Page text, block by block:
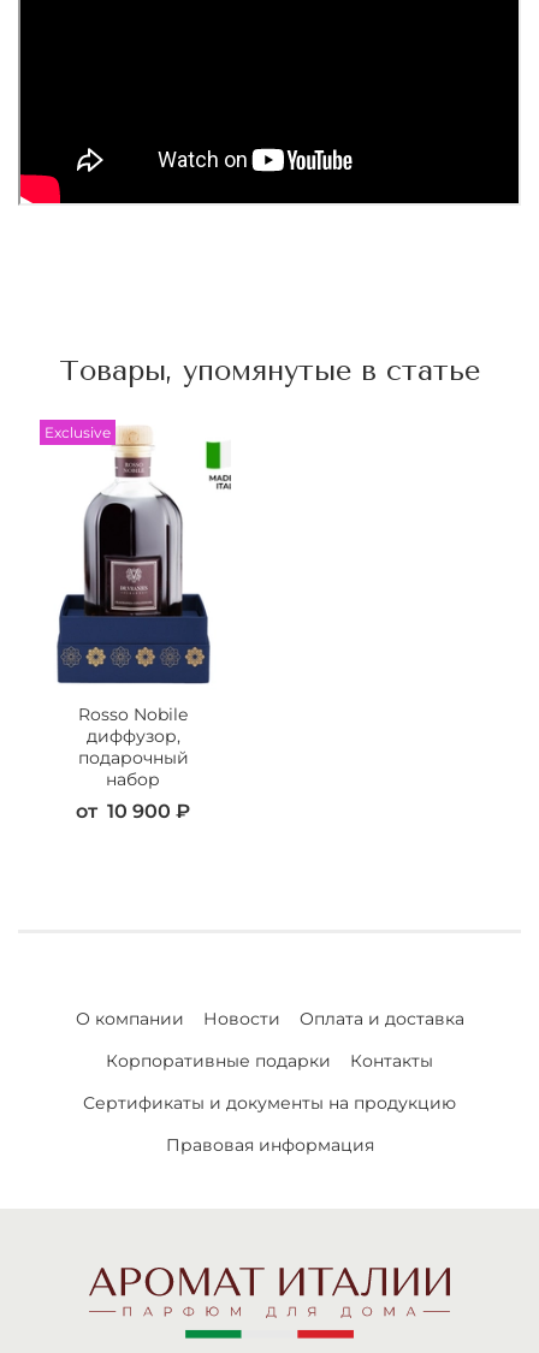
Товары, упомянутые в статье
Exclusive
Rosso Nobile
диффузор,
подарочный
набор
от 10 900 ₽
О компании Новости
Оплата и доставка
Корпоративные подарки
Контакты
Сертификаты и документы на продукцию
Правовая информация